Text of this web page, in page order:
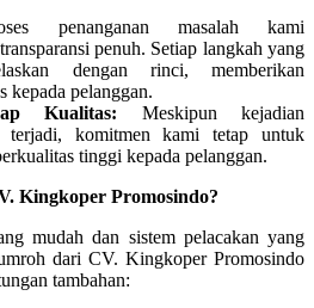
penanganan masalah kami
penuh. Setiap langkah yang
dengan rinci, memberikan
kepada pelanggan.
Kualitas: Meskipun kejadian
terjadi, komitmen kami tetap untuk
tinggi kepada pelanggan.
Kingkoper Promosindo?
mudah dan sistem pelacakan yang
dari CV. Kingkoper Promosindo
tambahan: